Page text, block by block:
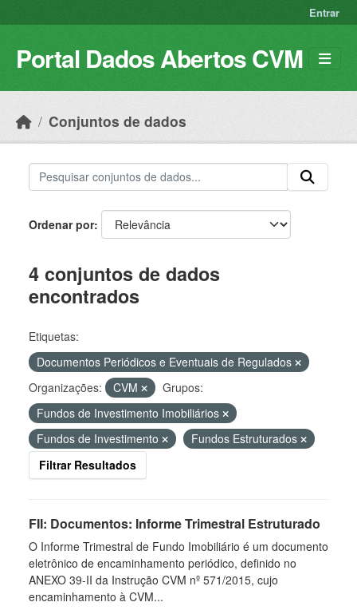
Entrar
Portal Dados Abertos CVM
Conjuntos de dados
Ordenar por
4 conjuntos de dados
encontrados
Etiquetas:
Documentos Periódicos e Eventuais de Regulados
Organizações:
CVM
Grupos:
Fundos de Investimento Imobiliários
Fundos de Investimento
Fundos Estruturados
Filtrar Resultados
FII: Documentos: Informe Trimestral Estruturado
O Informe Trimestral de Fundo Imobiliário é um documento
eletrônico de encaminhamento periódico, definido no
ANEXO 39-II da Instrução CVM nº 571/2015, cujo
encaminhamento à CVM...